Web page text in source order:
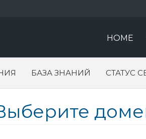
HOME
БАЗА ЗНАНИЙ СТАТУС